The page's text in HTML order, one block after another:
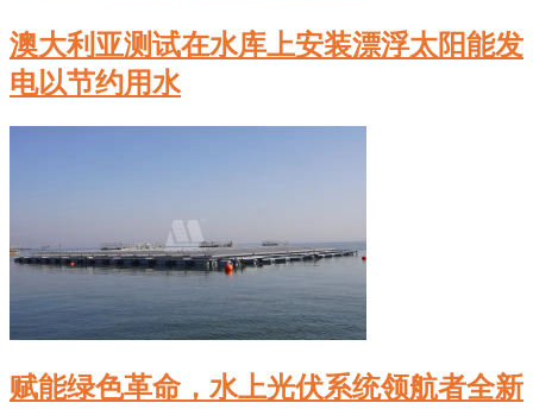
澳大利亚测试在水库上安装漂浮太阳能发
电以节约用水
赋能绿色革命，水上光伏系统领航者全新